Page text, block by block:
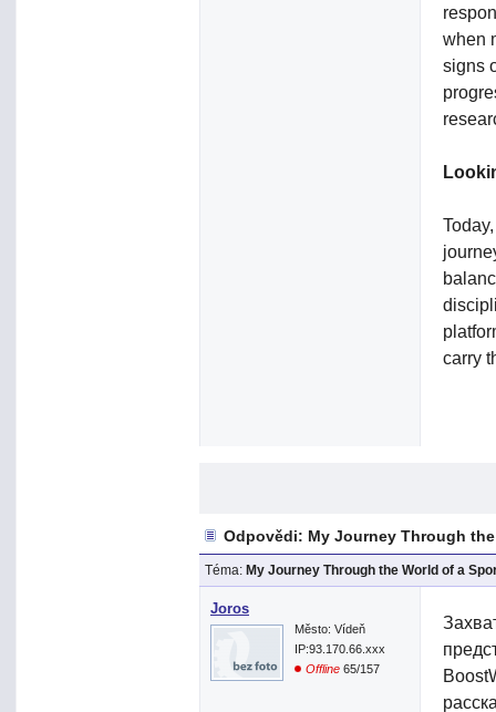
when
signs
carry
Odpovědi: My Journey Through
Téma: My Journey Through the World of a
Joros
Město: Vídeň
IP:93.170.66.xxx
Offline 65/157